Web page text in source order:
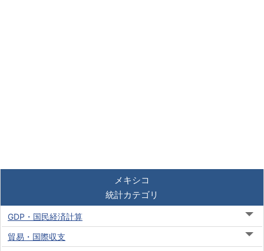
メキシコ
統計カテゴリ
GDP・国民経済計算
貿易・国際収支